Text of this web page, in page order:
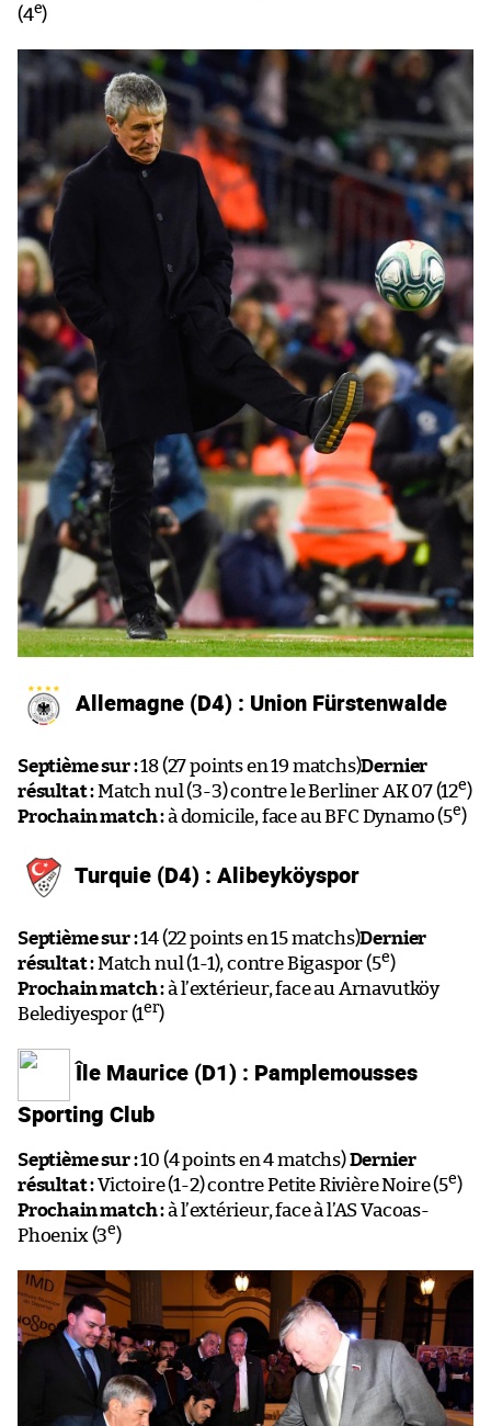
(4e)
Allemagne (D4) : Union Fürstenwalde
Septième sur :18 (27 points en 19 matchs)Dernier
résultat :Match nul (3-3) contre le Berliner AK 07 (12e)
Prochain match :à domicile, face au BFC Dynamo (5e)
Turquie (D4) : Alibeyköyspor
Septième sur :14 (22 points en 15 matchs)Dernier
résultat :Match nul (1-1), contre Bigaspor (5e)
Prochain match :à l’extérieur, face au Arnavutköy
Belediyespor (1er)
Île Maurice (D1) : Pamplemousses
Sporting Club
Septième sur :10 (4 points en 4 matchs)Dernier
résultat :Victoire (1-2) contre Petite Rivière Noire (5e)
Prochain match :à l’extérieur, face à l’AS Vacoas-
Phoenix (3e)